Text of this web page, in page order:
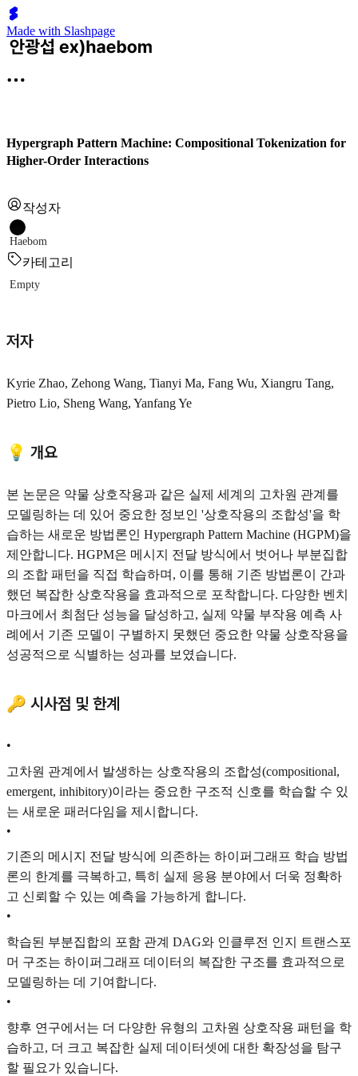
Made with Slashpage
Hypergraph Pattern Machine: Compositional Tokenization for
Higher-Order Interactions
작성자
Haebom
카테고리
Empty
저자
Kyrie Zhao, Zehong Wang, Tianyi Ma, Fang Wu, Xiangru Tang,
Pietro Lio, Sheng Wang, Yanfang Ye
💡 개요
본 논문은 약물 상호작용과 같은 실제 세계의 고차원 관계를
모델링하는 데 있어 중요한 정보인 '상호작용의 조합성'을 학
습하는 새로운 방법론인 Hypergraph Pattern Machine (HGPM)을
제안합니다. HGPM은 메시지 전달 방식에서 벗어나 부분집합
의 조합 패턴을 직접 학습하며, 이를 통해 기존 방법론이 간과
했던 복잡한 상호작용을 효과적으로 포착합니다. 다양한 벤치
마크에서 최첨단 성능을 달성하고, 실제 약물 부작용 예측 사
례에서 기존 모델이 구별하지 못했던 중요한 약물 상호작용을
성공적으로 식별하는 성과를 보였습니다.
🔑 시사점 및 한계
•
고차원 관계에서 발생하는 상호작용의 조합성(compositional,
emergent, inhibitory)이라는 중요한 구조적 신호를 학습할 수 있
는 새로운 패러다임을 제시합니다.
•
기존의 메시지 전달 방식에 의존하는 하이퍼그래프 학습 방법
론의 한계를 극복하고, 특히 실제 응용 분야에서 더욱 정확하
고 신뢰할 수 있는 예측을 가능하게 합니다.
•
학습된 부분집합의 포함 관계 DAG와 인클루전 인지 트랜스포
머 구조는 하이퍼그래프 데이터의 복잡한 구조를 효과적으로
모델링하는 데 기여합니다.
•
향후 연구에서는 더 다양한 유형의 고차원 상호작용 패턴을 학
습하고, 더 크고 복잡한 실제 데이터셋에 대한 확장성을 탐구
할 필요가 있습니다.